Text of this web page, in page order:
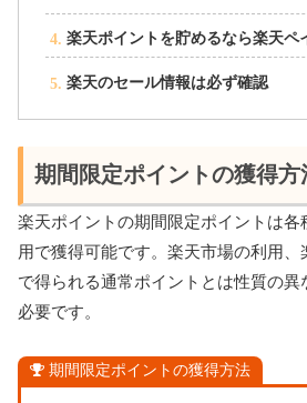
楽天ポイントを貯めるなら楽天ペ
楽天のセール情報は必ず確認
期間限定ポイントの獲得方
楽天ポイントの期間限定ポイントは各
用で獲得可能です。楽天市場の利用
で得られる通常ポイントとは性質の
必要です。
期間限定ポイントの獲得方法